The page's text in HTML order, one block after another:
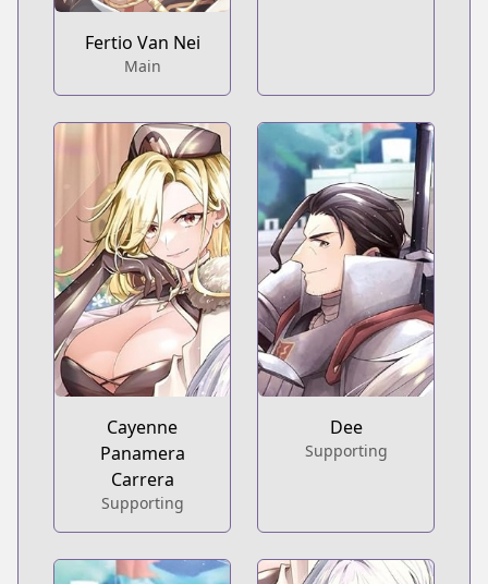
Fertio Van Nei
Main
Cayenne
Panamera
Carrera
Supporting
Dee
Supporting